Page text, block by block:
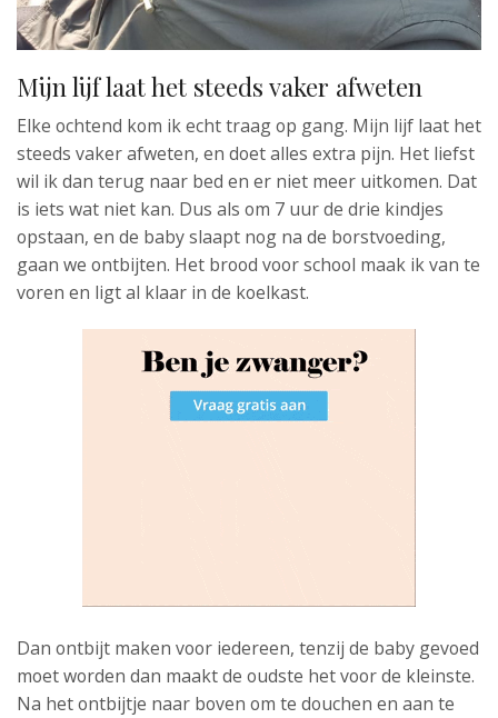
Mijn lijf laat het steeds vaker afweten
Elke ochtend kom ik echt traag op gang. Mijn lijf laat het
steeds vaker afweten, en doet alles extra pijn. Het liefst
wil ik dan terug naar bed en er niet meer uitkomen. Dat
is iets wat niet kan. Dus als om 7 uur de drie kindjes
opstaan, en de baby slaapt nog na de borstvoeding,
gaan we ontbijten. Het brood voor school maak ik van te
voren en ligt al klaar in de koelkast.
Dan ontbijt maken voor iedereen, tenzij de baby gevoed
moet worden dan maakt de oudste het voor de kleinste.
Na het ontbijtje naar boven om te douchen en aan te